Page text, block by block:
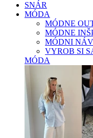
SNÁR
MÓDA
MÓDNE
MÓDNE
MÓDNI
VYROB SI
MÓDA